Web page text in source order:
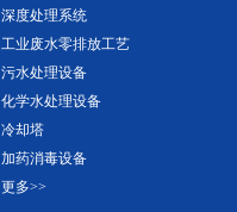
深度处理系统
工业废水零排放工艺
污水处理设备
化学水处理设备
冷却塔
加药消毒设备
更多>>